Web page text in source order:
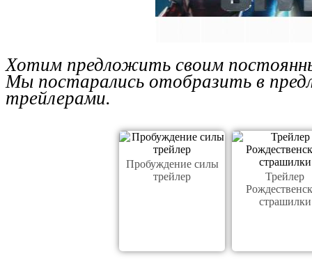
Хотим предложить своим
Мы постарались отобразить в
трейлерами.
Пробуждение силы
трейлер
Трейлер
страшилки